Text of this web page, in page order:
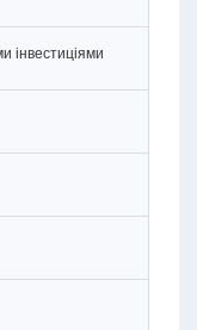
інвестиціями